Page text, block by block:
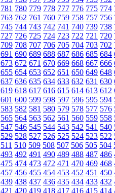
781 780 779 778 777 776 775 774
763 762 761 760 759 758 757 756
745 744 743 742 741 740 739 738
727 726 725 724 723 722 721 720
709 708 707 706 705 704 703 702
691 690 689 688 687 686 685 684
673 672 671 670 669 668 667 666
655 654 653 652 651 650 649 648
637 636 635 634 633 632 631 630
619 618 617 616 615 614 613 612
601 600 599 598 597 596 595 594
583 582 581 580 579 578 577 576
565 564 563 562 561 560 559 558
547 546 545 544 543 542 541 540
529 528 527 526 525 524 523 522
511 510 509 508 507 506 505 504
493 492 491 490 489 488 487 486
475 474 473 472 471 470 469 468
457 456 455 454 453 452 451 450
439 438 437 436 435 434 433 432
421 420 419 418 417 416 415 414